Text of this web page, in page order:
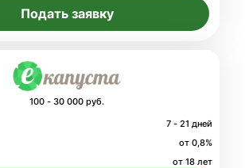
Подать заявку
100 - 30 000 руб.
7 - 21 дней
от 0,8%
от 18 лет